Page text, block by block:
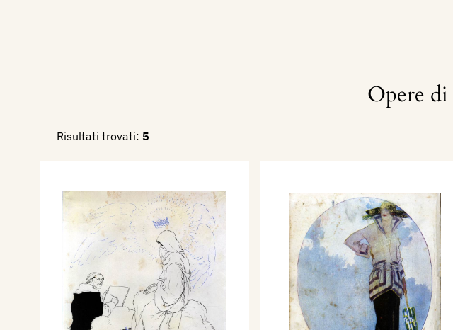
Opere di
Risultati trovati: 5